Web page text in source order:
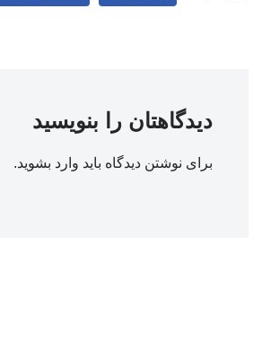
دیدگاهتان را بنویسید
برای نوشتن دیدگاه باید وارد بشوید.